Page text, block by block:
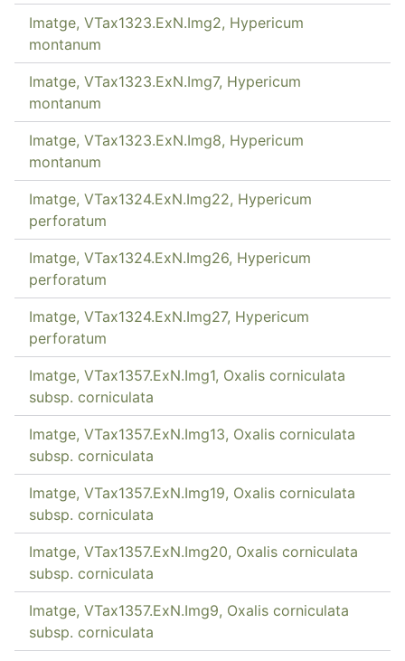
Imatge, VTax1323.ExN.Img2, Hypericum
montanum
Imatge, VTax1323.ExN.Img7, Hypericum
montanum
Imatge, VTax1323.ExN.Img8, Hypericum
montanum
Imatge, VTax1324.ExN.Img22, Hypericum
perforatum
Imatge, VTax1324.ExN.Img26, Hypericum
perforatum
Imatge, VTax1324.ExN.Img27, Hypericum
perforatum
Imatge, VTax1357.ExN.Img1, Oxalis corniculata
subsp. corniculata
Imatge, VTax1357.ExN.Img13, Oxalis corniculata
subsp. corniculata
Imatge, VTax1357.ExN.Img19, Oxalis corniculata
subsp. corniculata
Imatge, VTax1357.ExN.Img20, Oxalis corniculata
subsp. corniculata
Imatge, VTax1357.ExN.Img9, Oxalis corniculata
subsp. corniculata